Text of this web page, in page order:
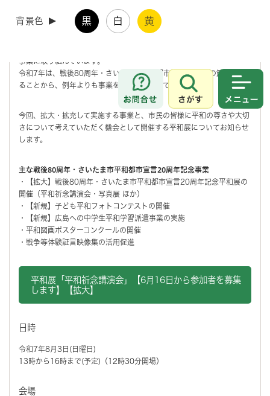
背景色 黒 白 黄
お問合せ
さがす
す ～「平和祈念講演会」の参加者を募集～
事業に取り組んでいます。
令和7年は、戦後80周年・さいたま市平和都市宣言20周年の節目とな
ることから、例年よりも事業を拡大・拡充して実施します。
今回、拡大・拡充して実施する事業と、市民の皆様に平和の尊さや大切
さについて考えていただく機会として開催する平和展についてお知らせ
します。
主な戦後80周年・さいたま市平和都市宣言20周年記念事業
・【拡大】戦後80周年・さいたま市平和都市宣言20周年記念平和展の
開催（平和祈念講演会・写真展 ほか）
・【新規】子ども平和フォトコンテストの開催
・【新規】広島への中学生平和学習派遣事業の実施
・平和図画ポスターコンクールの開催
・戦争等体験証言映像集の活用促進
平和展「平和祈念講演会」【6月16日から参加者を募集
します】【拡大】
日時
令和7年8月3日(日曜日)
13時から16時まで(予定)（12時30分開場）
会場